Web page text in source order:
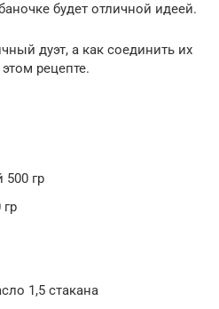
будет отличной идеей.
дуэт, а как соединить их
рецепте.
500 гр
1,5 стакана